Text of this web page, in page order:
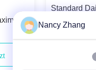
Standard
Liner The
Nancy Zhang